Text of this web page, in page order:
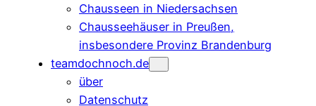
Chausseen in Niedersachsen
Chausseehäuser in Preußen,
insbesondere Provinz Brandenburg
teamdochnoch.de
über
Datenschutz